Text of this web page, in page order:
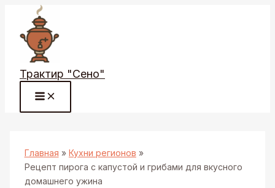
Перейти
содержимому
Трактир "Сено"
Главная
Кухни регионов
Рецепт пирога с капустой и грибами для вкусного
домашнего ужина